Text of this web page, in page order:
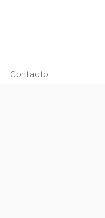
Contacto